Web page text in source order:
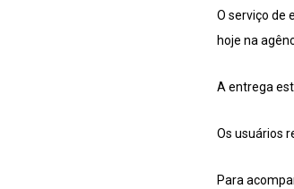
O serviço de
hoje na
A entrega
Os usuários
Para